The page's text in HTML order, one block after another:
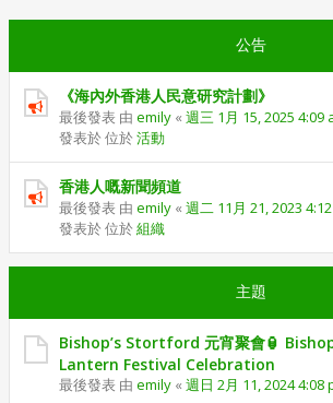
公告
《海內外香港人民意研究計劃》
最後發表 由 emily « 週三 1月 15, 2025 4:09
發表於 位於 活動
香港人嘅新聞頻道
最後發表 由 emily « 週二 11月 21, 2023
發表於 位於 組織
主題
Bishop’s Stortford 元宵聚會🏮
Lantern Festival Celebration
最後發表 由 emily « 週日 2月 11, 2024 4:08